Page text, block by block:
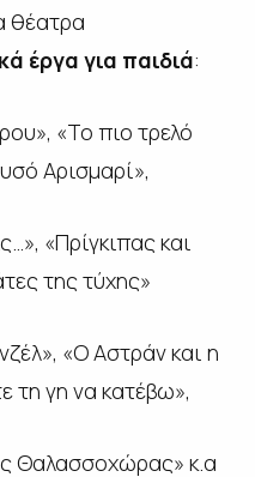
θέατρα
έργα για παιδιά:
«Το πιο τρελό
Αρισμαρί»,
«Πρίγκιπας και
της τύχης»
«Ο Αστράν και η
τη γη να κατέβω»,
Θαλασσοχώρας» κ.α